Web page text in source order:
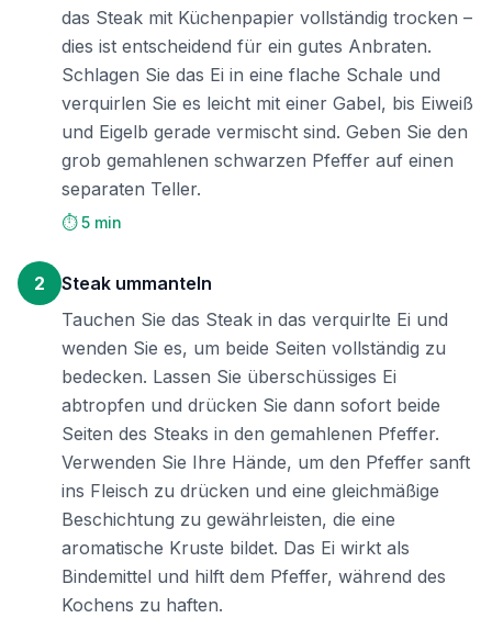
das Steak mit Küchenpapier vollständig trocken –
dies ist entscheidend für ein gutes Anbraten.
Schlagen Sie das Ei in eine flache Schale und
verquirlen Sie es leicht mit einer Gabel, bis Eiweiß
und Eigelb gerade vermischt sind. Geben Sie den
grob gemahlenen schwarzen Pfeffer auf einen
separaten Teller.
⏱️ 5 min
2
Steak ummanteln
Tauchen Sie das Steak in das verquirlte Ei und
wenden Sie es, um beide Seiten vollständig zu
bedecken. Lassen Sie überschüssiges Ei
abtropfen und drücken Sie dann sofort beide
Seiten des Steaks in den gemahlenen Pfeffer.
Verwenden Sie Ihre Hände, um den Pfeffer sanft
ins Fleisch zu drücken und eine gleichmäßige
Beschichtung zu gewährleisten, die eine
aromatische Kruste bildet. Das Ei wirkt als
Bindemittel und hilft dem Pfeffer, während des
Kochens zu haften.